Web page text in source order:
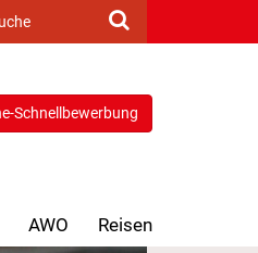
Schnellbewerbung
AWO Reisen